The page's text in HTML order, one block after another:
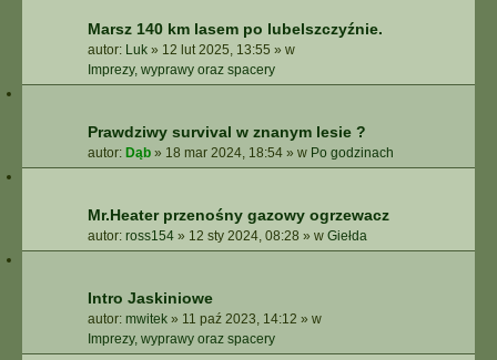
Marsz 140 km lasem po lubelszczyźnie.
autor: Luk » 12 lut 2025, 13:55 » w
Imprezy, wyprawy oraz spacery
Prawdziwy survival w znanym lesie ?
autor: Dąb » 18 mar 2024, 18:54 » w Po godzinach
Mr.Heater przenośny gazowy ogrzewacz
autor: ross154 » 12 sty 2024, 08:28 » w Giełda
Intro Jaskiniowe
autor: mwitek » 11 paź 2023, 14:12 » w
Imprezy, wyprawy oraz spacery